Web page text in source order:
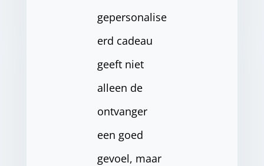
gepersonalise
erd cadeau
geeft niet
alleen de
ontvanger
een goed
gevoel, maar